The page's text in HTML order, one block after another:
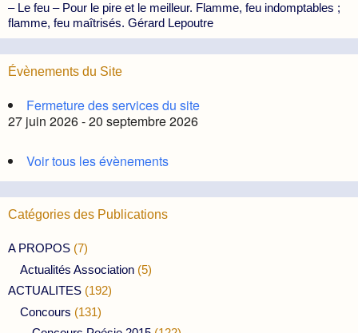
– Le feu – Pour le pire et le meilleur. Flamme, feu indomptables ;
flamme, feu maîtrisés. Gérard Lepoutre
Évènements du Site
Fermeture des services du site
27 juin 2026 - 20 septembre 2026
Voir tous les évènements
Catégories des Publications
A PROPOS (7)
Actualités Association (5)
ACTUALITES (192)
Concours (131)